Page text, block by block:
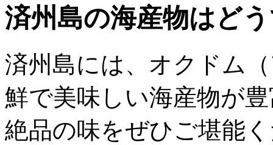
済州島の海産物はど
済州島には、オクドム
鮮で美味しい海産物が
絶品の味をぜひご堪能